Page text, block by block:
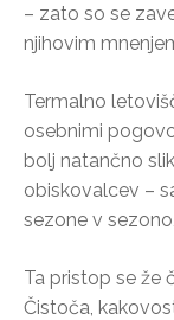
– zato so se
njihovim
Termalno
osebnimi
bolj natančno
obiskovalcev –
sezone v
Ta pristop se že
Čistoča,